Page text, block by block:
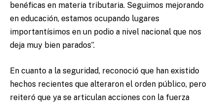
benéficas en materia tributaria. Seguimos mejorando
en educación, estamos ocupando lugares
importantísimos en un podio a nivel nacional que nos
deja muy bien parados”.
En cuanto a la seguridad, reconoció que han existido
hechos recientes que alteraron el orden público, pero
reiteró que ya se articulan acciones con la fuerza